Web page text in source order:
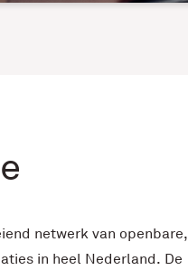
netwerk van openbare,
in heel Nederland. De